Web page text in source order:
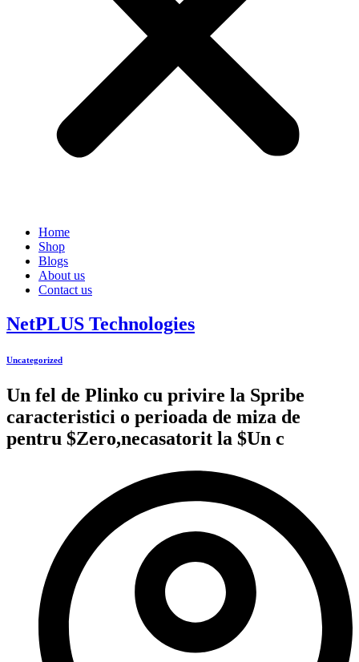
Home
Shop
Blogs
About us
Contact us
NetPLUS Technologies
Uncategorized
Un fel de Plinko cu privire la Spribe
caracteristici o perioada de miza de
pentru $Zero,necasatorit la $Un c